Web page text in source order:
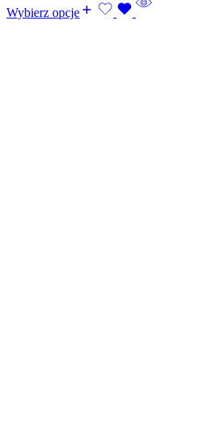
Wybierz opcje